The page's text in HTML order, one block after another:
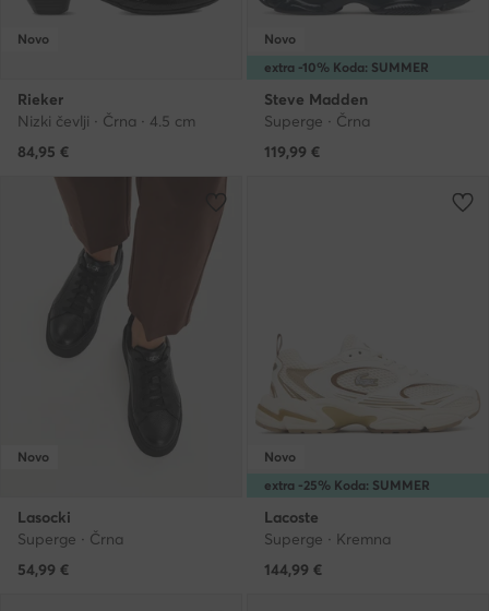
Novo
Rieker
Nizki čevlji · Črna · 4.5 cm
84,95 €
extra -10% Koda: SUMMER
Novo
Steve Madden
Superge · Črna
119,99 €
Novo
Lasocki
Superge · Črna
54,99 €
extra -25% Koda: SUMMER
Novo
Lacoste
Superge · Kremna
144,99 €